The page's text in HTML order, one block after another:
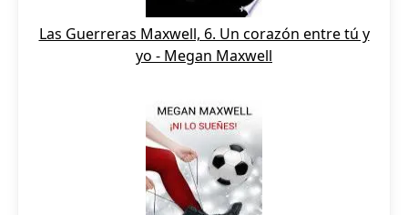
Las Guerreras Maxwell, 6. Un corazón entre tú y
yo - Megan Maxwell